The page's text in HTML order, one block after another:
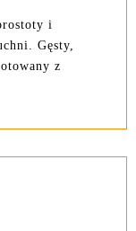
i
Gęsty,
z